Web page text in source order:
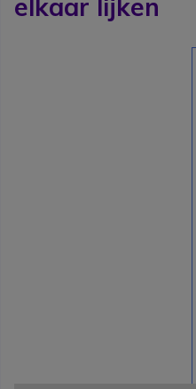
elkaar lijken